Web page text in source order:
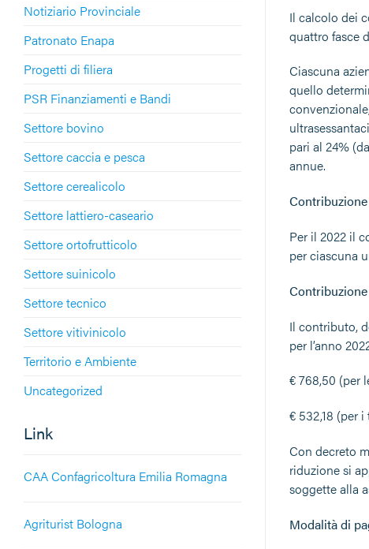
Notiziario Provinciale
Patronato Enapa
Progetti di filiera
PSR Finanziamenti e Bandi
Settore bovino
Settore caccia e pesca
Settore cerealicolo
Settore lattiero-caseario
Settore ortofrutticolo
Settore suinicolo
Settore tecnico
Settore vitivinicolo
Territorio e Ambiente
Uncategorized
Link
CAA Confagricoltura Emilia Romagna
Agriturist Bologna
Il calcolo dei
quattro fasce
Ciascuna
quello
pari al 24%
annue.
Per il 2022 il
per ciascuna
Il contributo,
per l’anno
€ 768,50 (per
€ 532,18 (per
Con decreto
riduzione si
soggette alla
Modalità di